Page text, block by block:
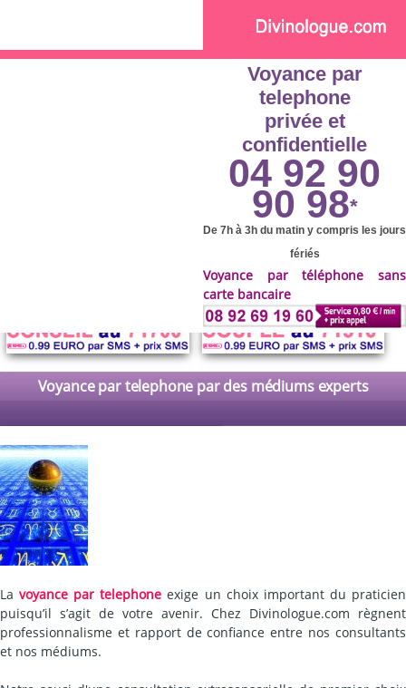
Voyance par
telephone
privée et
confidentielle
04 92 90
90 98*
De 7h à 3h du matin y compris les jours
fériés
Voyance par téléphone sans
carte bancaire
Voyance par telephone par des médiums experts
Lavoyance par telephone exige un choix important du praticien
puisqu’il s’agit de votre avenir. Chez Divinologue.com règnent
professionnalisme et rapport de confiance entre nos consultants
et nos médiums.